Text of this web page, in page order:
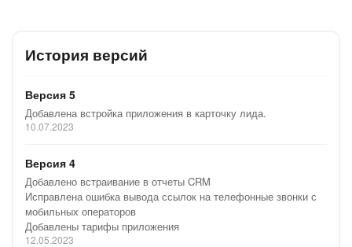
История версий
Версия 5
Добавлена встройка приложения в карточку лида.
10.07.2023
Версия 4
Добавлено встраивание в отчеты CRM
Исправлена ошибка вывода ссылок на телефонные звонки с
мобильных операторов
Добавлены тарифы приложения
12.05.2023